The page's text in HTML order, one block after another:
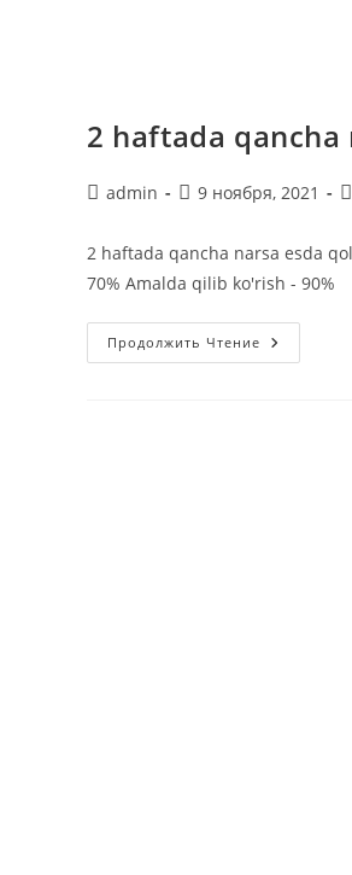
2 haftada qancha
Автор
admin
Запись
9 ноября, 2021
2 haftada qancha narsa esda
70% Amalda qilib ko'rish - 90%
Продолжить Чтение
Haftada